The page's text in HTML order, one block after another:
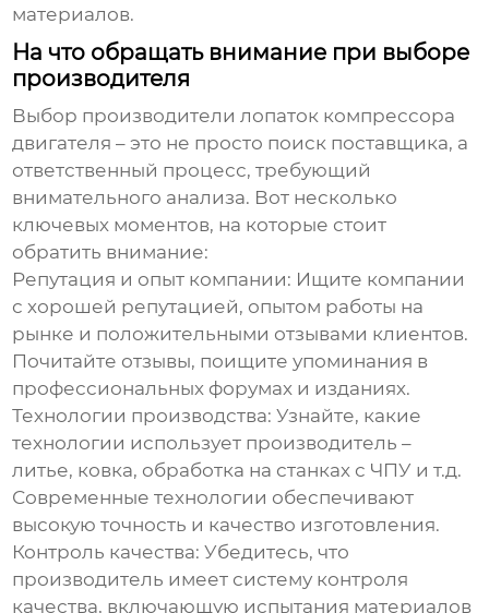
материалов.
На что обращать внимание при выборе
производителя
Выбор производители лопаток компрессора
двигателя – это не просто поиск поставщика, а
ответственный процесс, требующий
внимательного анализа. Вот несколько
ключевых моментов, на которые стоит
обратить внимание:
Репутация и опыт компании: Ищите компании
с хорошей репутацией, опытом работы на
рынке и положительными отзывами клиентов.
Почитайте отзывы, поищите упоминания в
профессиональных форумах и изданиях.
Технологии производства: Узнайте, какие
технологии использует производитель –
литье, ковка, обработка на станках с ЧПУ и т.д.
Современные технологии обеспечивают
высокую точность и качество изготовления.
Контроль качества: Убедитесь, что
производитель имеет систему контроля
качества, включающую испытания материалов